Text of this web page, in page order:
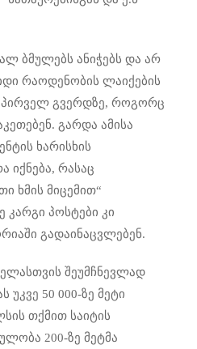
ბმულებს ანიჭებს და არ
რაოდენობის ლაიქების
პირველ გვერდზე, როგორც
გარდა ამისა
ხარისხის
იქნება, რასაც
ხმის მიცემით“
პოსტები კი
გადაინაცვლებენ.
შეუმჩნევლად
უკვე 50 000-ზე მეტი
თქმით საიტის
200-ზე მეტმა